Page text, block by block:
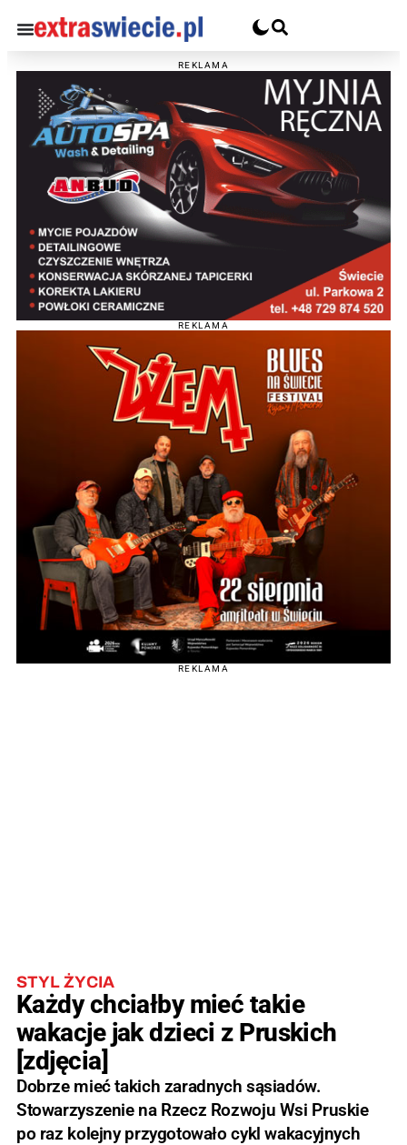
REKLAMA
REKLAMA
REKLAMA
STYL ŻYCIA
Każdy chciałby mieć takie
wakacje jak dzieci z Pruskich
[zdjęcia]
Dobrze mieć takich zaradnych sąsiadów.
Stowarzyszenie na Rzecz Rozwoju Wsi Pruskie
po raz kolejny przygotowało cykl wakacyjnych